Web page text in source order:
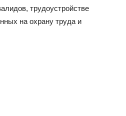
трудоустройстве
на охрану труда и